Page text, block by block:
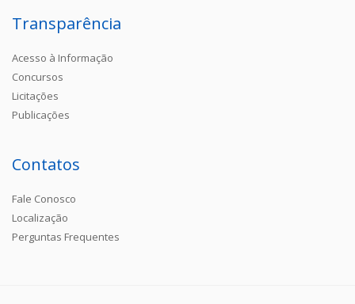
Transparência
Acesso à Informação
Concursos
Licitações
Publicações
Contatos
Fale Conosco
Localização
Perguntas Frequentes